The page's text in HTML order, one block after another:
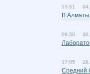
13:51
В Алматы
09:30
17:05
Средний